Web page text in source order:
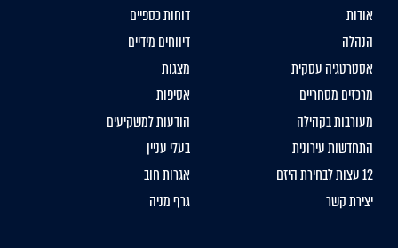
אודות
הנהלה
אסטרטגיה עסקית
מרכזים מסחריים
מעורבות בקהילה
התחדשות עירונית
12 עצות לבחירת היזם
יצירת קשר
דוחות כספיים
דיווחים מידיים
מצגות
אסיפות
הודעות למשקיעים
בעלי עניין
אגרות חוב
גרף מניה